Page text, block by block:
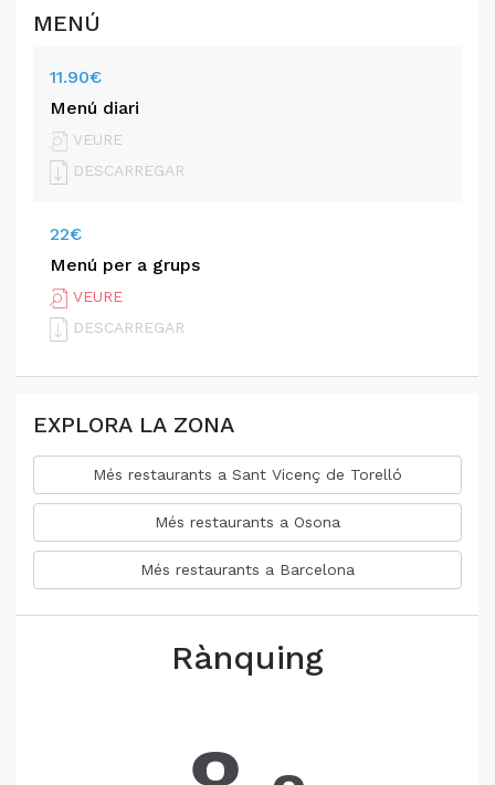
MENÚ
11.90€
Menú diari
VEURE
DESCARREGAR
22€
Menú per a grups
VEURE
DESCARREGAR
EXPLORA LA ZONA
Més restaurants a Sant Vicenç de Torelló
Més restaurants a Osona
Més restaurants a Barcelona
Rànquing